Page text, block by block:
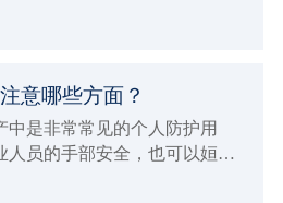
题？要想解决无尘布掉纤维
意哪些方面？
中是非常常见的个人防护用
人员的手部安全，也可以姮好